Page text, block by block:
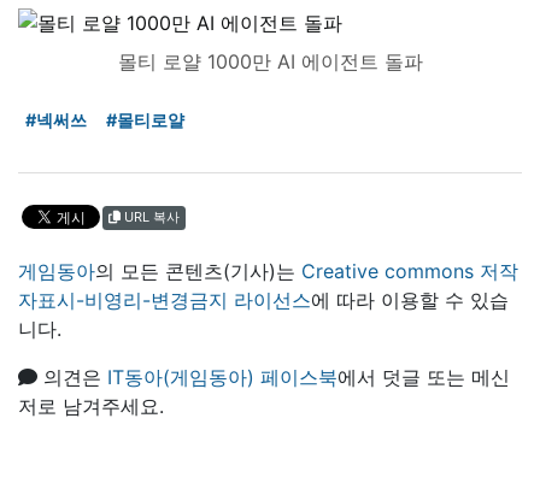
몰티 로얄 1000만 AI 에이전트 돌파
#넥써쓰 #몰티로얄
URL 복사
게임동아의 모든 콘텐츠(기사)는 Creative commons 저작
자표시-비영리-변경금지 라이선스에 따라 이용할 수 있습
니다.
의견은 IT동아(게임동아) 페이스북에서 덧글 또는 메신
저로 남겨주세요.